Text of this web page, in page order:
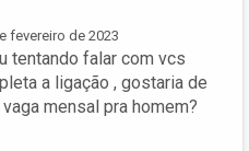
fevereiro de 2023
tentando falar com vcs
a ligação , gostaria de
mensal pra homem?